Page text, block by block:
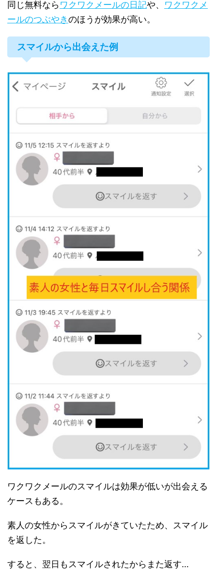
同じ無料ならワクワクメールの日記や、 ワクワクメ
ールのつぶやきのほうが効果が高い。
スマイルから出会えた例
ワクワクメールのスマイルは効果が低いが出会える
ケースもある。
素人の女性からスマイルがきていたため、スマイル
を返した。
すると、翌日もスマイルされたからまた返す…